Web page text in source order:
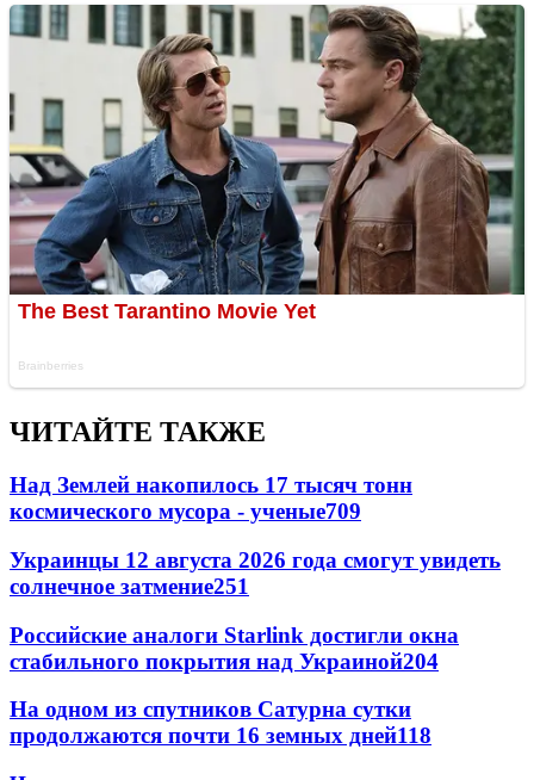
ЧИТАЙТЕ ТАКЖЕ
Над Землей накопилось 17 тысяч тонн
космического мусора - ученые709
Украинцы 12 августа 2026 года смогут увидеть
солнечное затмение251
Российские аналоги Starlink достигли окна
стабильного покрытия над Украиной204
На одном из спутников Сатурна сутки
продолжаются почти 16 земных дней118